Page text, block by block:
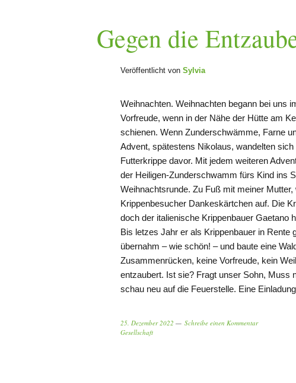
Gegen die
Veröffentlicht von Sylvia
Weihnachten. Weihnachten begann bei uns
Vorfreude, wenn in der Nähe der Hütte am
schienen. Wenn Zunderschwämme, Farne
Advent, spätestens Nikolaus, wandelten
Futterkrippe davor. Mit jedem weiteren
der Heiligen-Zunderschwamm fürs Kind ins
Weihnachtsrunde. Zu Fuß mit meiner
Krippenbesucher Dankeskärtchen auf. Die
doch der italienische Krippenbauer Gaetano
Bis letzes Jahr er als Krippenbauer in Rente
übernahm – wie schön! – und baute eine
Zusammenrücken, keine Vorfreude, kein
entzaubert. Ist sie? Fragt unser Sohn, Muss
schau neu auf die Feuerstelle. Eine
25. Dezember 2022
Schreibe einen Kommentar
Gesellschaft